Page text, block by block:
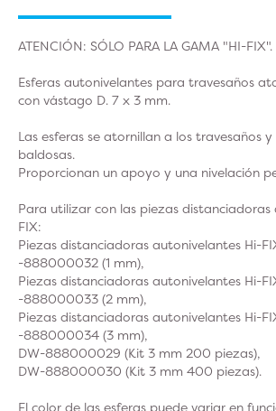
ATENCIÓN: SÓLO PARA LA GAMA "HI-FIX".
Esferas autonivelantes para travesaños
con vástago D. 7 x 3 mm.
Las esferas se atornillan a los travesaños
baldosas.
Proporcionan un apoyo y una nivelación
Para utilizar con las piezas
FIX:
Piezas distanciadoras autonivelantes Hi-
-888000032 (1 mm),
Piezas distanciadoras autonivelantes Hi-
-888000033 (2 mm),
Piezas distanciadoras autonivelantes Hi-
-888000034 (3 mm),
DW-888000029 (Kit 3 mm 200 piezas),
DW-888000030 (Kit 3 mm 400 piezas).
El color de las esferas puede variar en